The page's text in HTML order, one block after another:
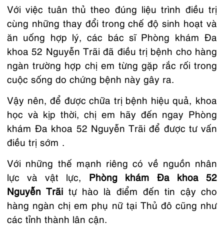
Với việc tuân thủ theo đúng liệu trình điều trị
cùng những thay đổi trong chế độ sinh hoạt và
ăn uống hợp lý, các bác sĩ Phòng khám Đa
khoa 52 Nguyễn Trãi đã điều trị bệnh cho hàng
ngàn trường hợp chị em từng gặp rắc rối trong
cuộc sống do chứng bệnh này gây ra.
Vậy nên, để được chữa trị bệnh hiệu quả, khoa
học và kịp thời, chị em hãy đến ngay Phòng
khám Đa khoa 52 Nguyễn Trãi để được tư vấn
điều trị sớm .
Với những thế mạnh riêng có về nguồn nhân
lực và vật lực,
Phòng khám Đa khoa 52
Nguyễn Trãi tự hào là điểm đến tin cậy cho
hàng ngàn chị em phụ nữ tại Thủ đô cũng như
các tỉnh thành lân cận.